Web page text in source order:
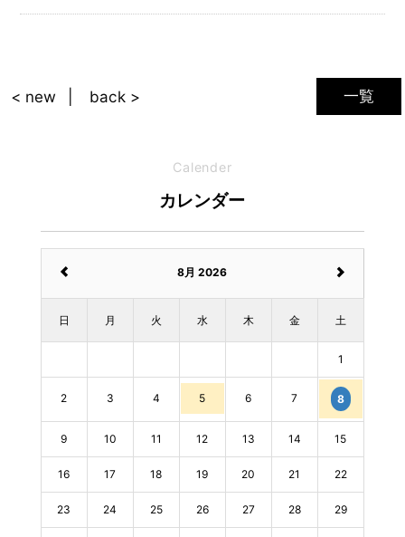
一覧
< new back >
Calender
カレンダー
8月 2026
日 月 火 水 木 金 土
1
2 3 4 5 6 7 8
9 10 11 12 13 14 15
16 17 18 19 20 21 22
23 24 25 26 27 28 29